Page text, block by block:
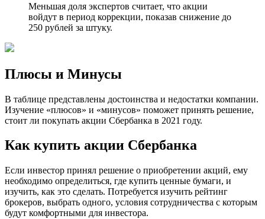
Меньшая доля экспертов считает, что акции
войдут в период коррекции, показав снижение до
250 рублей за штуку.
Плюсы и Минусы
В таблице представлены достоинства и недостатки компании.
Изучение «плюсов» и «минусов» поможет принять решение,
стоит ли покупать акции Сбербанка в 2021 году.
Как купить акции Сбербанка
Если инвестор принял решение о приобретении акций, ему
необходимо определиться, где купить ценные бумаги, и
изучить, как это сделать. Потребуется изучить рейтинг
брокеров, выбрать одного, условия сотрудничества с которым
будут комфортными для инвестора.